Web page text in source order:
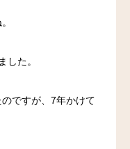
した。
ですが、7年かけて